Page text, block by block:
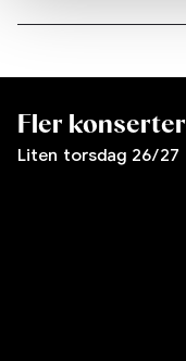
Fler konserter
Liten torsdag 26/27